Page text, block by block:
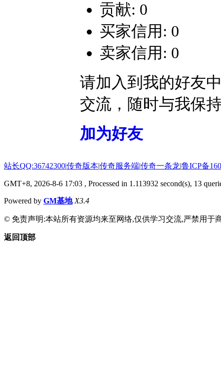
贡献: 0
买家信用: 0
卖家信用: 0
请加入到我的好友
交流，随时与我保
加为好友
站长QQ:36742300|传奇版本|传奇服务端|传奇一条龙|鲁ICP备
GMT+8, 2026-8-6 17:03 , Processed in 1.113932 second(s), 13
Powered by GM基地 X3.4
© 免责声明:本站所有资源均来至网络,仅供学习交流,严禁用于
返回顶部